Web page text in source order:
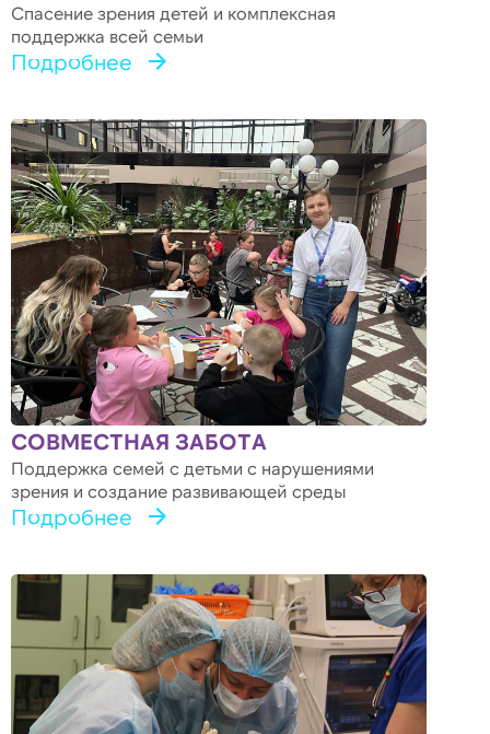
Спасение зрения детей и комплексная
поддержка всей семьи
Подробнее
СОВМЕСТНАЯ ЗАБОТА
Поддержка семей с детьми с нарушениями
зрения и создание развивающей среды
Подробнее